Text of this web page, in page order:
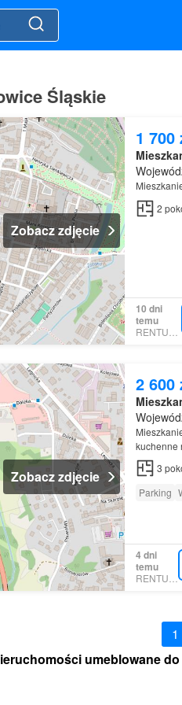
Śląskie
Zobacz zdjęcie
1 700
2
10 dni
temu
RENTUMO
Zobacz zdjęcie
2 600
kuchenne
3
Parking
4 dni
temu
RENTUMO
1
umeblowane